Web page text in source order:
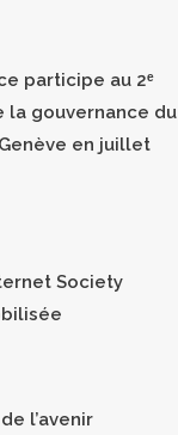
participe au 2ᵉ
la gouvernance du
en juillet
Society
l’avenir